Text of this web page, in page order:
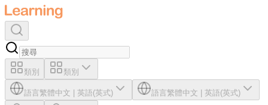
類別 類別
語言繁體中文 英語(英式) 語言繁體中文 英語(英式)